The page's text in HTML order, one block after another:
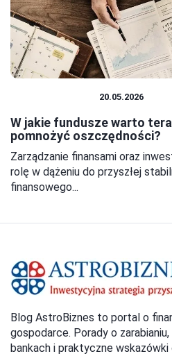
20.05.2026
W jakie fundusze warto
pomnożyć oszczędności?
Zarządzanie finansami oraz
rolę w dążeniu do przyszłej
finansowego...
Blog AstroBiznes to portal o
gospodarce. Porady o
bankach i praktyczne